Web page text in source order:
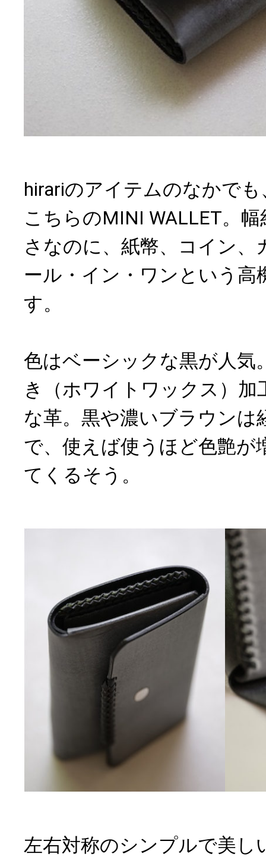
hirariのアイテムのなかで
こちらのMINI WALLET。
さなのに、紙幣、コイン、
ール・イン・ワンという高
す。
色はベーシックな黒が人気
き（ホワイトワックス）加
な革。黒や濃いブラウンは
で、使えば使うほど色艶が
てくるそう。
左右対称のシンプルで美し